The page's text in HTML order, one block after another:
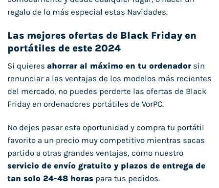
regalo de lo más especial estas Navidades.
Las mejores ofertas de Black Friday en
portátiles de este 2024
Si quieres ahorrar al máximo en tu ordenador sin
renunciar a las ventajas de los modelos más recientes
del mercado, no puedes perderte las ofertas de Black
Friday en ordenadores portátiles de VorPC.
No dejes pasar esta oportunidad y compra tu portátil
favorito a un precio muy competitivo mientras sacas
partido a otras grandes ventajas, como nuestro
servicio de envío gratuito y plazos de entrega de
tan solo 24-48 horas para tus pedidos.